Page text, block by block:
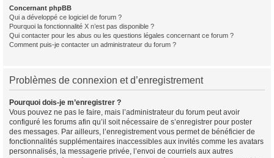
Concernant phpBB
Qui a développé ce logiciel de forum ?
Pourquoi la fonctionnalité X n’est pas disponible ?
Qui contacter pour les abus ou les questions légales concernant ce forum ?
Comment puis-je contacter un administrateur du forum ?
Problèmes de connexion et d’enregistrement
Pourquoi dois-je m’enregistrer ?
Vous pouvez ne pas le faire, mais l’administrateur du forum peut avoir
configuré les forums afin qu’il soit nécessaire de s’enregistrer pour poster
des messages. Par ailleurs, l’enregistrement vous permet de bénéficier de
fonctionnalités supplémentaires inaccessibles aux invités comme les avatars
personnalisés, la messagerie privée, l’envoi de courriels aux autres